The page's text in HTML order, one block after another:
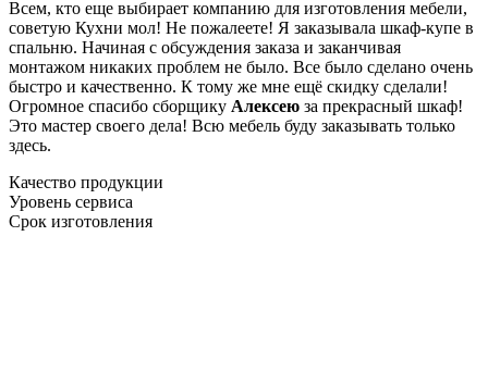
Всем, кто еще выбирает компанию для изготовления мебели,
советую Кухни мол! Не пожалеете! Я заказывала шкаф-купе в
спальню. Начиная с обсуждения заказа и заканчивая
монтажом никаких проблем не было. Все было сделано очень
быстро и качественно. К тому же мне ещё скидку сделали!
Огромное спасибо сборщику Алексею за прекрасный шкаф!
Это мастер своего дела! Всю мебель буду заказывать только
здесь.
Качество продукции
Уровень сервиса
Срок изготовления